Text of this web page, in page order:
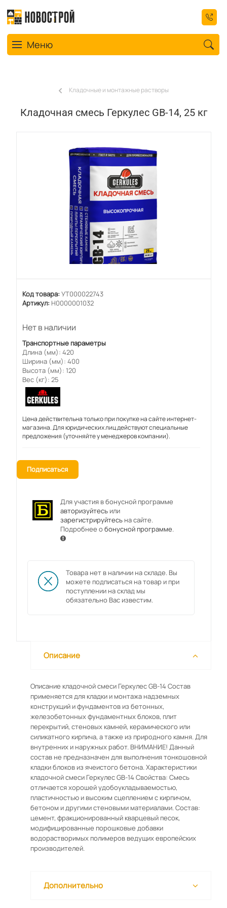
Toggle navigation
Меню
Кладочные и монтажные растворы
Кладочная смесь Геркулес GB-14, 25 кг
Код товара: УТ000022743
Артикул: Н0000001032
Нет в наличии
Транспортные параметры
Длина (мм): 420
Ширина (мм): 400
Высота (мм): 120
Вес (кг): 25
Цена действительна только при покупке на сайте интернет-
магазина. Для юридических лиц действуют специальные
предложения (уточняйте у менеджеров компании).
Подписаться
Для участия в бонусной программе
авторизуйтесьили
зарегистрируйтесьна сайте.
Подробнее обонусной программе.
Товара нет в наличии на складе. Вы
можете подписаться на товар и при
поступлении на склад мы
обязательно Вас известим.
Описание
Описание кладочной смеси Геркулес GB-14 Состав
применяется для кладки и монтажа надземных
конструкций и фундаментов из бетонных,
железобетонных фундаментных блоков, плит
перекрытий, стеновых камней, керамического или
силикатного кирпича, а также из природного камня. Для
внутренних и наружных работ. ВНИМАНИЕ! Данный
состав не предназначен для выполнения тонкошовной
кладки блоков из ячеистого бетона. Характеристики
кладочной смеси Геркулес GB-14 Свойства: Смесь
отличается хорошей удобоукладываемостью,
пластичностью и высоким сцеплением с кирпичом,
бетоном и другими стеновыми материалами. Состав:
цемент, фракционированный кварцевый песок,
модифицированные порошковые добавки
водорастворимых полимеров ведущих европейских
производителей.
Дополнительно